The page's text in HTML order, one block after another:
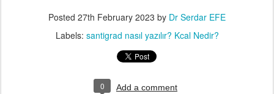
Posted 27th February 2023 by Dr Serdar EFE
Labels: santigrad nasıl yazılır? Kcal Nedir?
0 Add a comment